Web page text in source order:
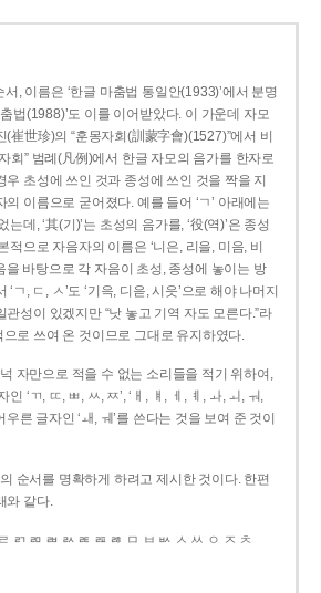
, 이름은 ‘한글 마춤법 통일안(1933)’에서 분명
법(1988)’도 이를 이어받았다. 이 가운데 자모
崔世珍)의 “훈몽자회(訓蒙字會)(1527)”에서 비
회” 범례(凡例)에서 한글 자모의 음가를 한자로
우 초성에 쓰인 것과 종성에 쓰인 것을 짝을 지
이름으로 굳어졌다. 예를 들어 ‘ㄱ’ 아래에는
는데, ‘其(기)’는 초성의 음가를, ‘役(역)’은 종성
적으로 자음자의 이름은 ‘니은, 리을, 미음, 비
을 바탕으로 각 자음이 초성, 종성에 놓이는 방
ㄱ, ㄷ, ㅅ’도 ‘기윽, 디읃, 시읏’으로 해야 나머지
관성이 있겠지만 “낫 놓고 기역 자도 모른다.”라
로 쓰여 온 것이므로 그대로 유지하였다.
자만으로 적을 수 없는 소리들을 적기 위하여,
‘ㄲ, ㄸ, ㅃ, ㅆ, ㅉ’, ‘ㅐ, ㅒ, ㅔ, ㅖ, ㅘ, ㅚ, ㅝ,
우른 글자인 ‘ㅙ, ㅞ’를 쓴다는 것을 보여 준 것이
순서를 명확하게 하려고 제시한 것이다. 한편
와 같다.
ㄺ ㄻ ㄼ ㄽ ㄾ ㄿ ㅀ ㅁ ㅂ ㅄ ㅅ ㅆ ㅇ ㅈ ㅊ